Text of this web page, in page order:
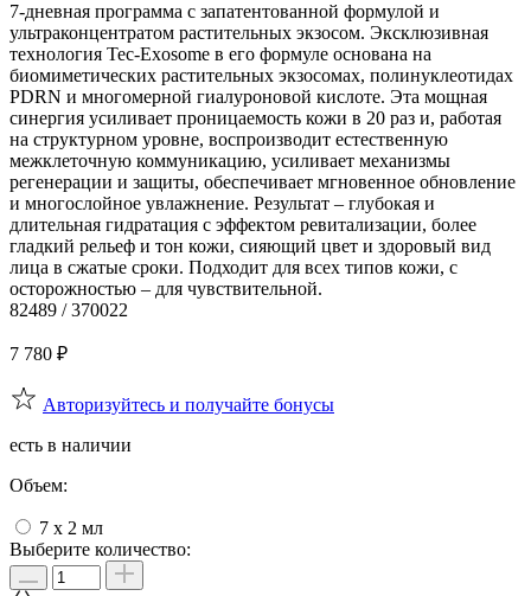
7-дневная программа с запатентованной формулой и
ультраконцентратом растительных экзосом. Эксклюзивная
технология Tec-Exosome в его формуле основана на
биомиметических растительных экзосомах, полинуклеотидах
PDRN и многомерной гиалуроновой кислоте. Эта мощная
синергия усиливает проницаемость кожи в 20 раз и, работая
на структурном уровне, воспроизводит естественную
межклеточную коммуникацию, усиливает механизмы
регенерации и защиты, обеспечивает мгновенное обновление
и многослойное увлажнение. Результат – глубокая и
длительная гидратация с эффектом ревитализации, более
гладкий рельеф и тон кожи, сияющий цвет и здоровый вид
лица в сжатые сроки. Подходит для всех типов кожи, с
осторожностью – для чувствительной.
82489 / 370022
7 780 ₽
Авторизуйтесь и получайте бонусы
есть в наличии
Объем:
7 х 2 мл
Выберите количество: